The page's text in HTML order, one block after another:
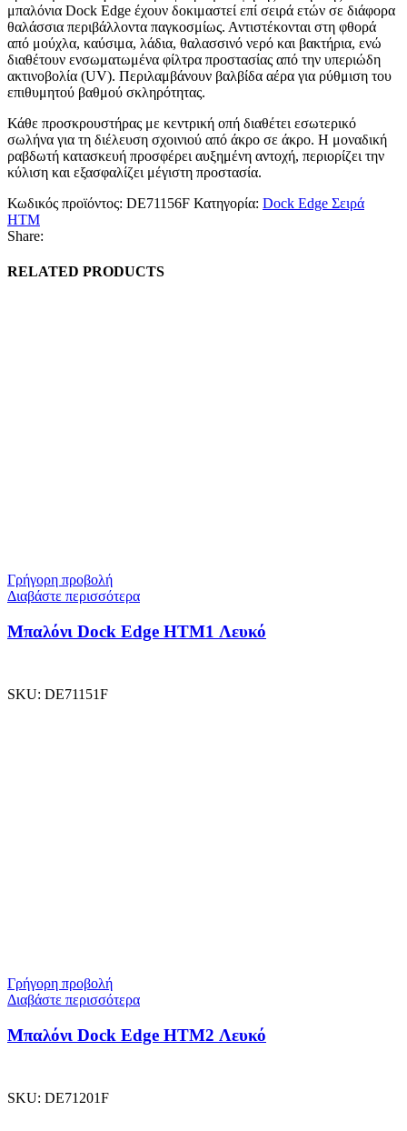
μπαλόνια Dock Edge έχουν δοκιμαστεί επί σειρά ετών σε διάφορα
θαλάσσια περιβάλλοντα παγκοσμίως. Αντιστέκονται στη φθορά
από μούχλα, καύσιμα, λάδια, θαλασσινό νερό και βακτήρια, ενώ
διαθέτουν ενσωματωμένα φίλτρα προστασίας από την υπεριώδη
ακτινοβολία (UV). Περιλαμβάνουν βαλβίδα αέρα για ρύθμιση του
επιθυμητού βαθμού σκληρότητας.
Κάθε προσκρουστήρας με κεντρική οπή διαθέτει εσωτερικό
σωλήνα για τη διέλευση σχοινιού από άκρο σε άκρο. Η μοναδική
ραβδωτή κατασκευή προσφέρει αυξημένη αντοχή, περιορίζει την
κύλιση και εξασφαλίζει μέγιστη προστασία.
Κωδικός προϊόντος: DE71156F Κατηγορία: Dock Edge Σειρά
HTM
Share:
RELATED PRODUCTS
Γρήγορη προβολή
Διαβάστε περισσότερα
Μπαλόνι Dock Edge ΗΤΜ1 Λευκό
SKU: DE71151F
Γρήγορη προβολή
Διαβάστε περισσότερα
Μπαλόνι Dock Edge ΗΤΜ2 Λευκό
SKU: DE71201F